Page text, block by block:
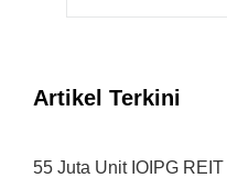
Artikel Terkini
55 Juta Unit IOIPG